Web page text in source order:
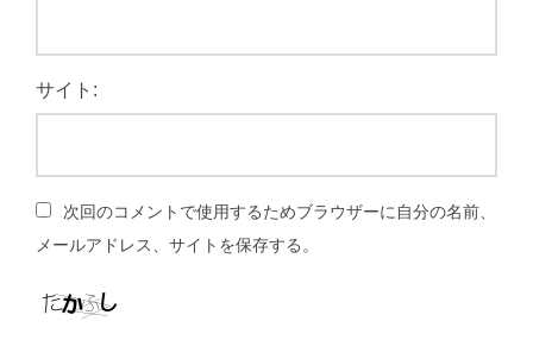
サイト:
次回のコメントで使用するためブラウザーに自分の名前、
メールアドレス、サイトを保存する。